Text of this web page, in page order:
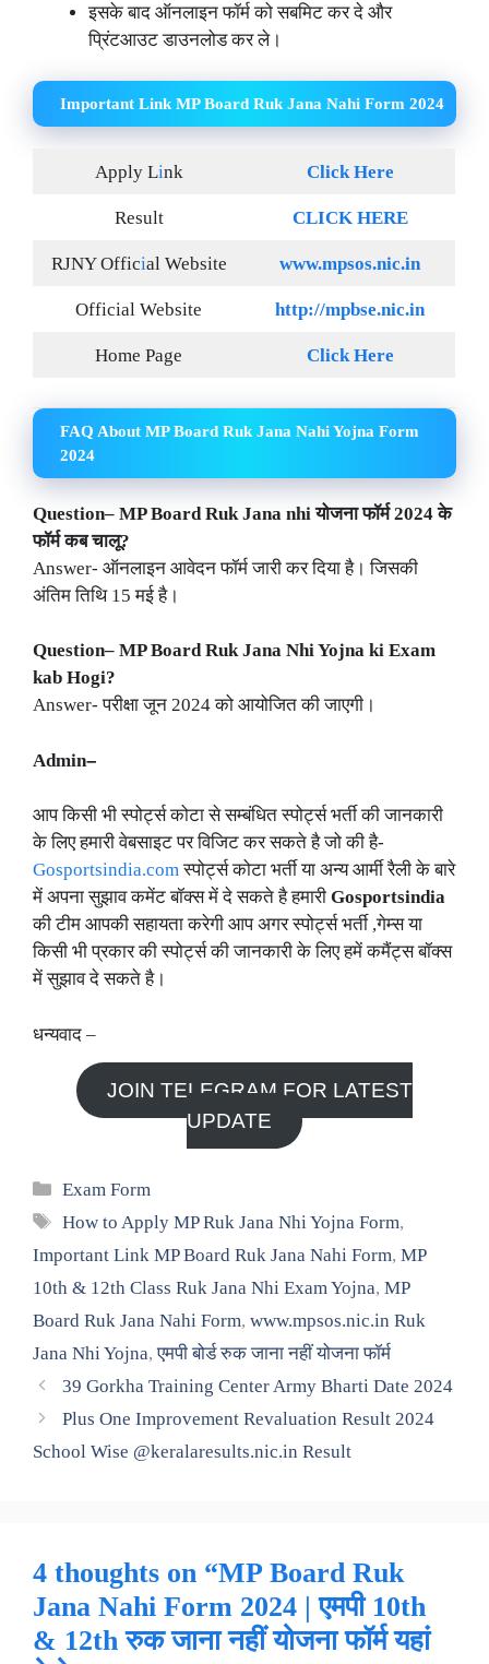
इसके बाद ऑनलाइन फॉर्म को सबमिट कर दे और
प्रिंटआउट डाउनलोड कर ले।
Important Link MP Board Ruk Jana Nahi Form 2024
Apply Link Click Here
Result CLICK HERE
RJNY Official Website www.mpsos.nic.in
Official Website http://mpbse.nic.in
Home Page Click Here
FAQ About MP Board Ruk Jana Nahi Yojna Form
2024
Question– MP Board Ruk Jana nhi योजना फॉर्म 2024 के
फॉर्म कब चालू?
Answer- ऑनलाइन आवेदन फॉर्म जारी कर दिया है। जिसकी
अंतिम तिथि 15 मई है।
Question– MP Board Ruk Jana Nhi Yojna ki Exam
kab Hogi?
Answer- परीक्षा जून 2024 को आयोजित की जाएगी।
Admin–
आप किसी भी स्पोर्ट्स कोटा से सम्बंधित स्पोर्ट्स भर्ती की जानकारी
के लिए हमारी वेबसाइट पर विजिट कर सकते है जो की है-
Gosportsindia.comस्पोर्ट्स कोटा भर्ती या अन्य आर्मी रैली के बारे
में अपना सुझाव कमेंट बॉक्स में दे सकते है हमारी Gosportsindia
की टीम आपकी सहायता करेगी आप अगर स्पोर्ट्स भर्ती ,गेम्स या
किसी भी प्रकार की स्पोर्ट्स की जानकारी के लिए हमें कमैंट्स बॉक्स
में सुझाव दे सकते है।
धन्यवाद –
JOIN TELEGRAM FOR LATEST
UPDATE
Categories
Exam Form
Tags
How to Apply MP Ruk Jana Nhi Yojna Form,
Important Link MP Board Ruk Jana Nahi Form, MP
10th & 12th Class Ruk Jana Nhi Exam Yojna, MP
Board Ruk Jana Nahi Form, www.mpsos.nic.in Ruk
Jana Nhi Yojna,एमपी बोर्ड रुक जाना नहीं योजना फॉर्म
39 Gorkha Training Center Army Bharti Date 2024
Plus One Improvement Revaluation Result 2024
School Wise @keralaresults.nic.in Result
4 thoughts on “MP Board Ruk
Jana Nahi Form 2024 | एमपी 10th
& 12th रुक जाना नहीं योजना फॉर्म यहां